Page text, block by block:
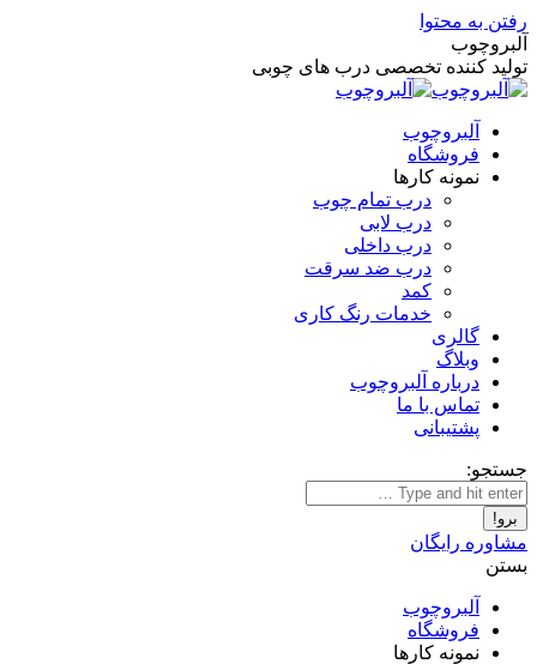
رفتن به محتوا
آلبروچوب
تولید کننده تخصصی درب های چوبی
آلبروچوب
فروشگاه
نمونه کارها
درب تمام چوب
درب لابی
درب داخلی
درب ضد سرقت
کمد
خدمات رنگ کاری
گالری
وبلاگ
درباره آلبروچوب
تماس با ما
پشتیبانی
جستجو:
مشاوره رایگان
بستن
آلبروچوب
فروشگاه
نمونه کارها